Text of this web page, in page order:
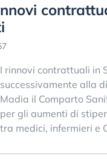
I rinnovi contrattuali in
successivamente alla
Madia il Comparto
per gli aumenti di
tra medici, infermieri e